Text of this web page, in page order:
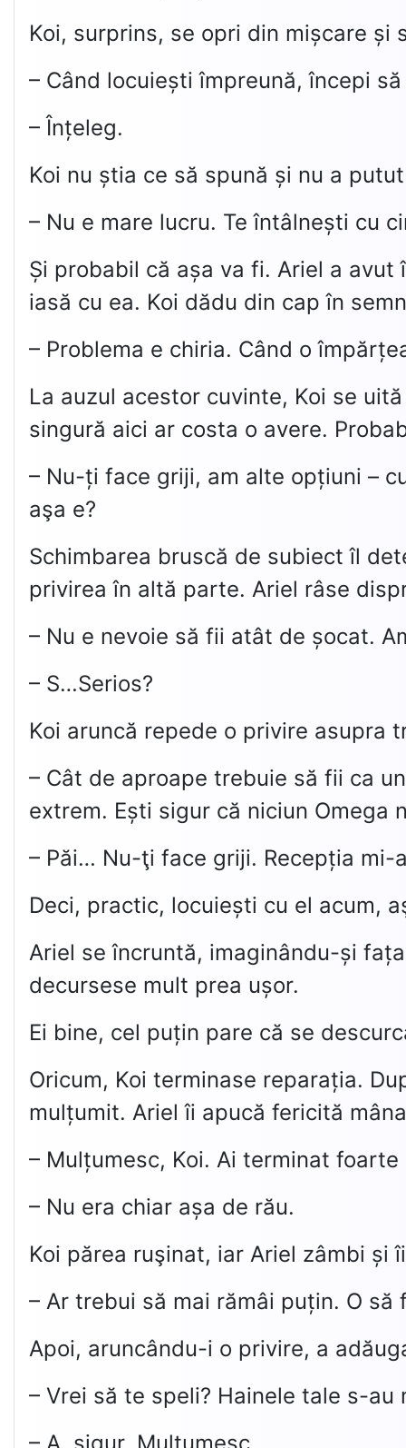
Koi, surprins, se opri din mișcare și
– Când locuiești împreună, începi
– Înțeleg.
Koi nu știa ce să spună și nu a
– Nu e mare lucru. Te întâlnești cu
Și probabil că așa va fi. Ariel a
iasă cu ea. Koi dădu din cap în
– Problema e chiria. Când o
La auzul acestor cuvinte, Koi se
singură aici ar costa o avere.
– Nu-ți face griji, am alte opțiuni –
aşa e?
Schimbarea bruscă de subiect îl
privirea în altă parte. Ariel râse
– Nu e nevoie să fii atât de șocat.
– S…Serios?
Koi aruncă repede o privire asupra
– Cât de aproape trebuie să fii ca
extrem. Ești sigur că niciun Omega
– Păi… Nu-ţi face griji. Recepția
Deci, practic, locuiești cu el acum,
Ariel se încruntă, imaginându-și
decursese mult prea ușor.
Ei bine, cel puțin pare că se
Oricum, Koi terminase reparația.
mulțumit. Ariel îi apucă fericită
– Mulțumesc, Koi. Ai terminat foarte
– Nu era chiar așa de rău.
Koi părea ruşinat, iar Ariel zâmbi și
– Ar trebui să mai rămâi puțin. O
Apoi, aruncându-i o privire, a
– Vrei să te speli? Hainele tale s-